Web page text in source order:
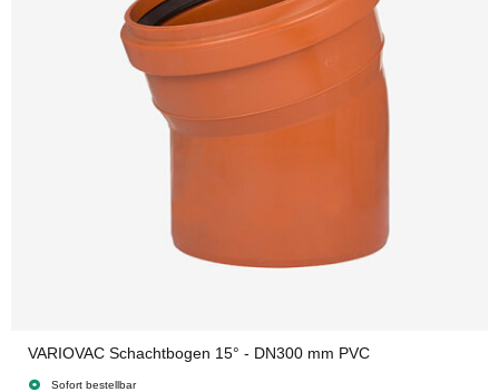
VARIOVAC Schachtbogen 15° - DN300 mm PVC
Sofort bestellbar